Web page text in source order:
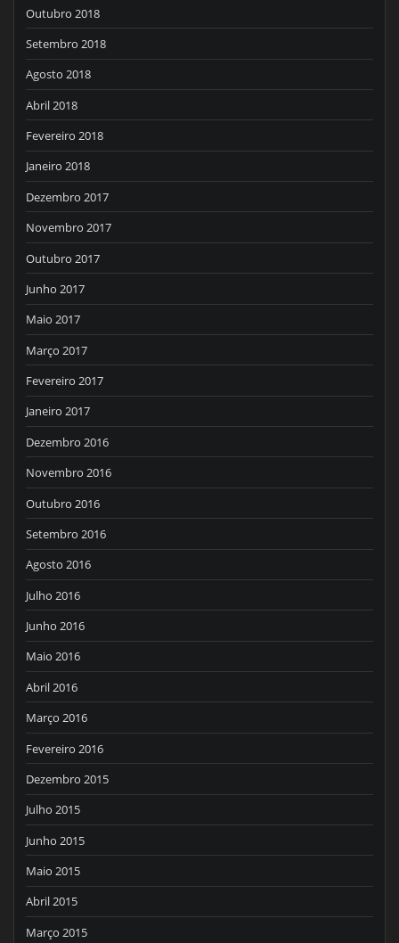
Outubro 2018
Setembro 2018
Agosto 2018
Abril 2018
Fevereiro 2018
Janeiro 2018
Dezembro 2017
Novembro 2017
Outubro 2017
Junho 2017
Maio 2017
Março 2017
Fevereiro 2017
Janeiro 2017
Dezembro 2016
Novembro 2016
Outubro 2016
Setembro 2016
Agosto 2016
Julho 2016
Junho 2016
Maio 2016
Abril 2016
Março 2016
Fevereiro 2016
Dezembro 2015
Julho 2015
Junho 2015
Maio 2015
Abril 2015
Março 2015